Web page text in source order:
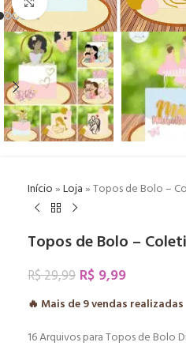
Início»Loja»Topos de Bolo –
Topos de Bolo –
R$29,99 R$ 9,99
🔥 Mais de9vendas realizadas
16 Arquivos para Topos de Bolo